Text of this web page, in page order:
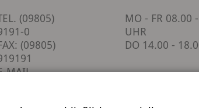
(09805)
0
(09805)
MAIL
MO - FR 08.00
UHR
DO 14.00 -